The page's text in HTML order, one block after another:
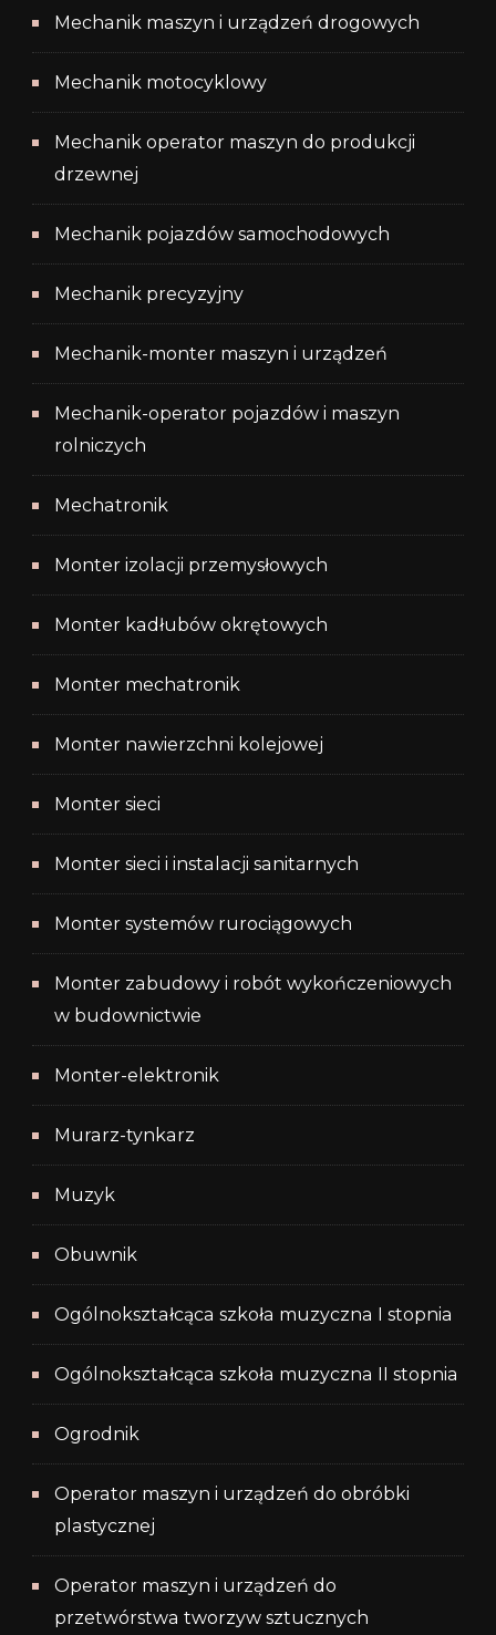
Mechanik maszyn i urządzeń drogowych
Mechanik motocyklowy
Mechanik operator maszyn do produkcji
drzewnej
Mechanik pojazdów samochodowych
Mechanik precyzyjny
Mechanik-monter maszyn i urządzeń
Mechanik-operator pojazdów i maszyn
rolniczych
Mechatronik
Monter izolacji przemysłowych
Monter kadłubów okrętowych
Monter mechatronik
Monter nawierzchni kolejowej
Monter sieci
Monter sieci i instalacji sanitarnych
Monter systemów rurociągowych
Monter zabudowy i robót wykończeniowych
w budownictwie
Monter-elektronik
Murarz-tynkarz
Muzyk
Obuwnik
Ogólnokształcąca szkoła muzyczna I stopnia
Ogólnokształcąca szkoła muzyczna II stopnia
Ogrodnik
Operator maszyn i urządzeń do obróbki
plastycznej
Operator maszyn i urządzeń do
przetwórstwa tworzyw sztucznych